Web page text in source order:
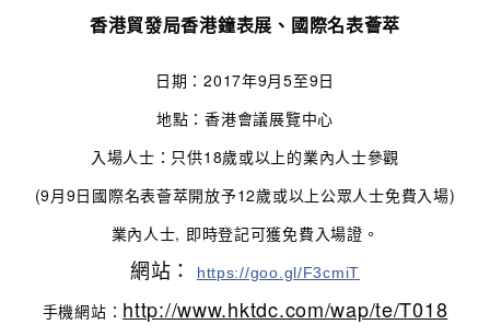
香港貿發局香港鐘表展、國際名表薈萃
日期：2017年9月5至9日
地點：香港會議展覽中心
入場人士：只供18歲或以上的業內人士參觀
(9月9日國際名表薈萃開放予12歲或以上公眾人士免費入場)
業內人士, 即時登記可獲免費入場證。
網站： https://goo.gl/F3cmiT
手機網站： http://www.hktdc.com/wap/te/T018